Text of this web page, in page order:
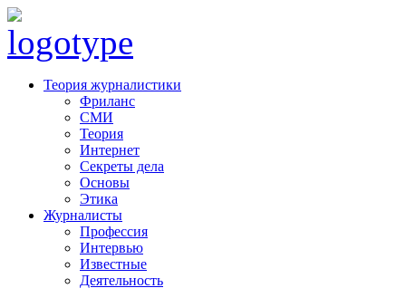
Теория журналистики
Фриланс
СМИ
Теория
Интернет
Секреты дела
Основы
Этика
Журналисты
Профессия
Интервью
Известные
Деятельность